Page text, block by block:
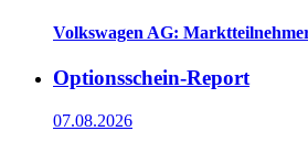
Volkswagen AG:
Optionsschein-Report
07.08.2026